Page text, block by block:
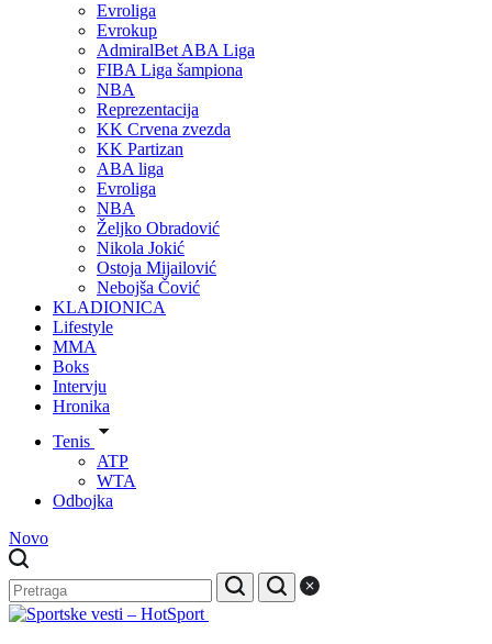
Evroliga
Evrokup
AdmiralBet ABA Liga
FIBA Liga šampiona
NBA
Reprezentacija
KK Crvena zvezda
KK Partizan
ABA liga
Evroliga
NBA
Željko Obradović
Nikola Jokić
Ostoja Mijailović
Nebojša Čović
KLADIONICA
Lifestyle
MMA
Boks
Intervju
Hronika
Tenis
ATP
WTA
Odbojka
Novo